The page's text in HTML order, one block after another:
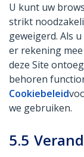
U kunt uw
strikt
geweigerd. Als
er rekening
deze Site
behoren
Cookiebeleid
we gebruiken.
5.5